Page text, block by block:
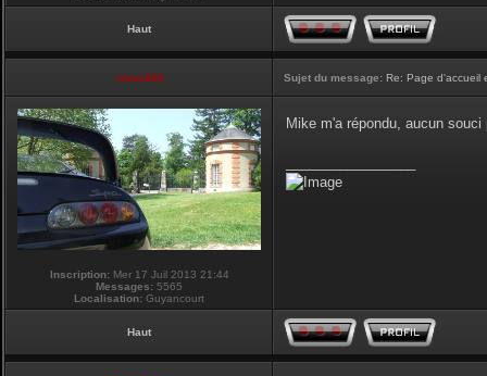
Haut
vmax330 Sujet du message: Re: Page d'accueil
Inscription:Mer 17 Juil 2013 21:44
Messages: 5565
Localisation: Guyancourt
Mike m'a répondu, aucun
Haut